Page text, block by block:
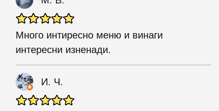
Много интиресно меню и винаги
интересни изненади.
И. Ч.